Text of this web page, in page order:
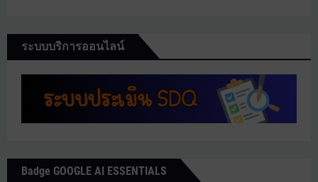
ระบบบริการออนไลน์
Badge GOOGLE AI ESSENTIALS